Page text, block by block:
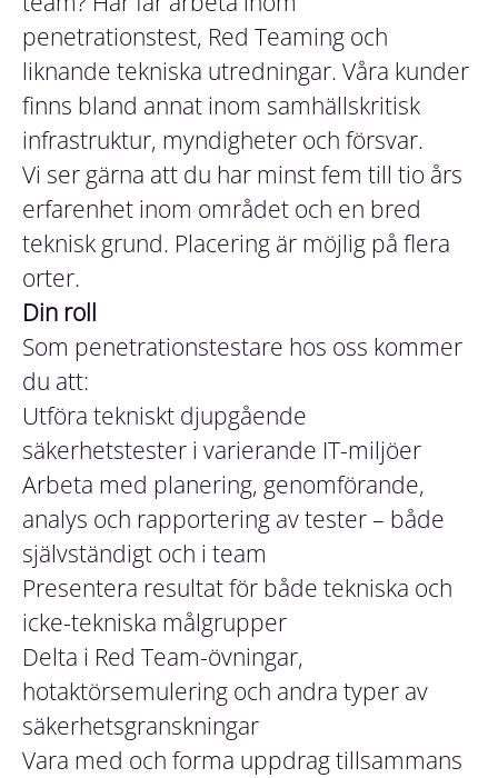
penetrationstest, Red Teaming och
liknande tekniska utredningar. Våra kunder
finns bland annat inom samhällskritisk
infrastruktur, myndigheter och försvar.
Vi ser gärna att du har minst fem till tio års
erfarenhet inom området och en bred
teknisk grund. Placering är möjlig på flera
orter.
Din roll
Som penetrationstestare hos oss kommer
du att:
Utföra tekniskt djupgående
säkerhetstester i varierande IT-miljöer
Arbeta med planering, genomförande,
analys och rapportering av tester – både
självständigt och i team
Presentera resultat för både tekniska och
icke-tekniska målgrupper
Delta i Red Team-övningar,
hotaktörsemulering och andra typer av
säkerhetsgranskningar
Vara med och forma uppdrag tillsammans